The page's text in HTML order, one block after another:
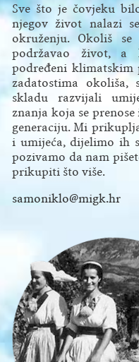
Sve što je čovjeku
njegov život nalazi
okruženju. Okoliš
podržavao život,
podređeni klimatskim
zadatostima
skladu razvijali
znanja koja se prenose
ge­ne­raciju. Mi
i umi­jeća, dijelimo ih
pozi­vamo da nam
prikupiti što više.
samoniklo@migk.hr